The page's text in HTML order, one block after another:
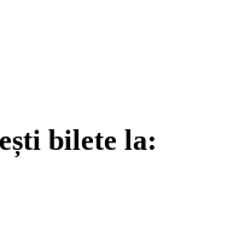
bilete la: